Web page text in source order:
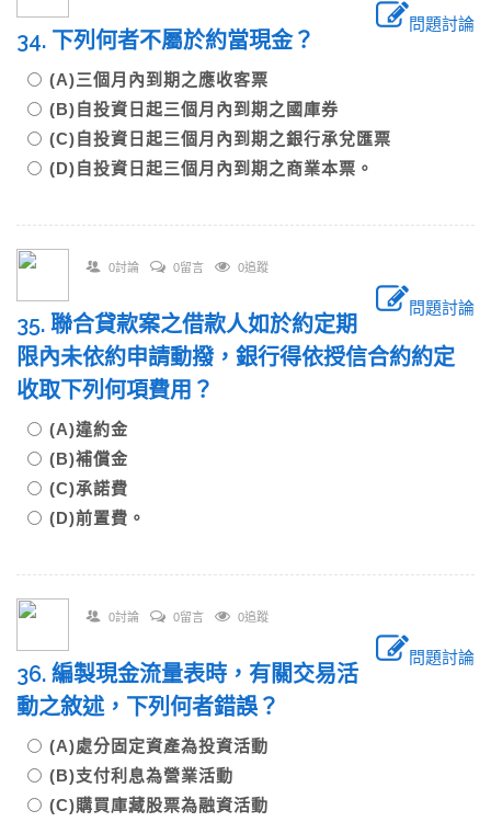
問題討論
34. 下列何者不屬於約當現金？
(A)三個月內到期之應收客票
(B)自投資日起三個月內到期之國庫券
(C)自投資日起三個月內到期之銀行承兌匯票
(D)自投資日起三個月內到期之商業本票。
0討論 0留言 0追蹤
問題討論
35. 聯合貸款案之借款人如於約定期
限內未依約申請動撥，銀行得依授信合約約定
收取下列何項費用？
(A)違約金
(B)補償金
(C)承諾費
(D)前置費。
0討論 0留言 0追蹤
問題討論
36. 編製現金流量表時，有關交易活
動之敘述，下列何者錯誤？
(A)處分固定資產為投資活動
(B)支付利息為營業活動
(C)購買庫藏股票為融資活動